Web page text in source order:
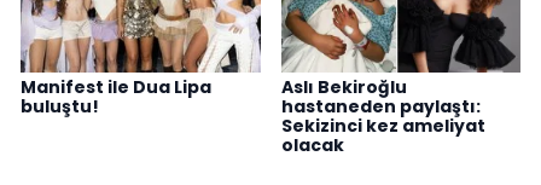
Manifest ile Dua Lipa
buluştu!
Aslı Bekiroğlu
hastaneden paylaştı:
Sekizinci kez ameliyat
olacak